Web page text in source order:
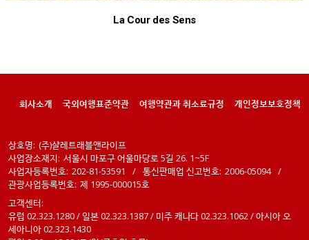
La Cour des Sens
회사소개 국외여행표준약관 여행약관과 취소료규정 개인정보보호정책
상호명: (주)샬레트래블앤라이프
사업장소재지: 서울시 마포구 어울마당로 5길 26. 1~5F
사업자등록번호: 202-81-53591 / 통신판매업 신고번호: 2006-05094 /
관광사업등록번호: 제 1995-000015호
고객센터:
유럽 02.323.1280 / 일본 02.323.1387 / 미주 캐나다 02.323.1062 / 아시아 오
세아니아 02.323.1430